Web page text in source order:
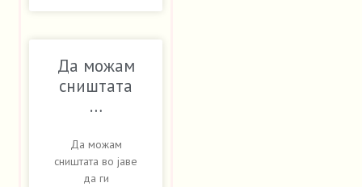
Да можам
сништата
…
Да можам
сништата во јаве
да ги